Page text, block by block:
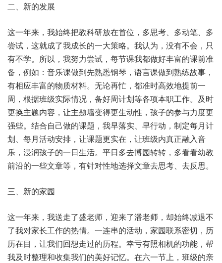
二、新的发展
这一年来，我始终把教科研放在首位，多思考、多动笔、多
尝试，这就成了我成长的一大策略。我认为，没有不会，只
有不学。所以，我努力尝试，每节课我都做好丰富的课前准
备，例如：音乐课做到先熟悉钢琴，语言课做到熟练故事，
有相应丰富的物质材料。无论再忙，都准时高效地提前一
周，根据班级实际情况，备好周计划等各项本职工作。及时
更换主题内容，让主题墙变得更生动性，孩子的参与力度更
强些。结合自己做的课题，我早落实、早行动，制定每月计
划、每月活动安排，让课题更实在，让班级内真正融入音
乐，浸润孩子的一日生活。平日多去博园转转，多看看幼教
前沿的一些文章等，有针对性地选择文章去思考、去反思。
三、新的家园
这一年来，我送走了盛老师，迎来了潘老师，却始终减退不
了我对家长工作的热情。一连串的活动，家园联系密切，历
历在目，让我们回想走过的历程。幸亏有照相机的功能，帮
我及时整理和收集我们的美好记忆。在六一节上，班级的亲